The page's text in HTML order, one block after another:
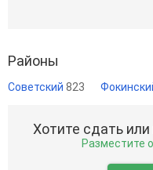
Районы
Советский 823
Хотите сдать
Разместите